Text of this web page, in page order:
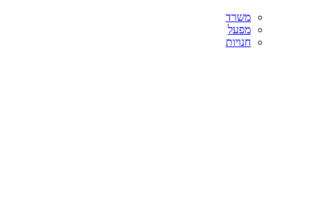
משרד
מפעל
חנויות